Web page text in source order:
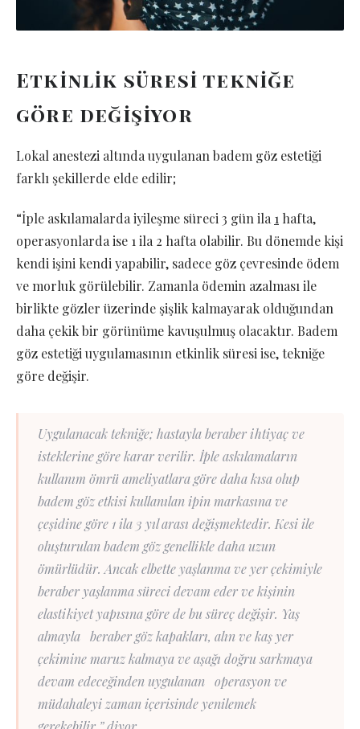
Etkinlik süresi tekniğe
göre değişiyor
Lokal anestezi altında uygulanan badem göz estetiği
farklı şekillerde elde edilir;
“İple askılamalarda iyileşme süreci 3 gün ila1 hafta,
operasyonlarda ise 1 ila 2 hafta olabilir. Bu dönemde kişi
kendi işini kendi yapabilir, sadece göz çevresinde ödem
ve morluk görülebilir. Zamanla ödemin azalması ile
birlikte gözler üzerinde şişlik kalmayarak olduğundan
daha çekik bir görünüme kavuşulmuş olacaktır. Badem
göz estetiği uygulamasının etkinlik süresi ise, tekniğe
göre değişir.
Uygulanacak tekniğe; hastayla beraber ihtiyaç ve
isteklerine göre karar verilir. İple askılamaların
kullanım ömrü ameliyatlara göre daha kısa olup
badem göz etkisi kullanılan ipin markasına ve
çeşidine göre 1 ila 3 yıl arası değişmektedir. Kesi ile
oluşturulan badem göz genellikle daha uzun
ömürlüdür. Ancak elbette yaşlanma ve yer çekimiyle
beraber yaşlanma süreci devam eder ve kişinin
elastikiyet yapısına göre de bu süreç değişir. Yaş
almayla beraber göz kapakları, alın ve kaş yer
çekimine maruz kalmaya ve aşağı doğru sarkmaya
devam edeceğinden uygulanan operasyon ve
müdahaleyi zaman içerisinde yenilemek